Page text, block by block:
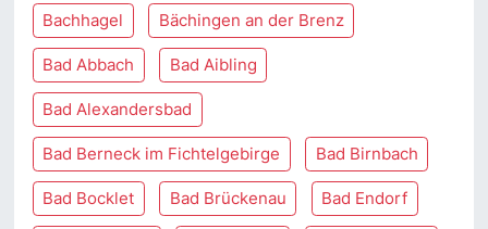
Bachhagel Bächingen an der Brenz
Bad Abbach Bad Aibling
Bad Alexandersbad
Bad Berneck im Fichtelgebirge Bad Birnbach
Bad Bocklet Bad Brückenau Bad Endorf